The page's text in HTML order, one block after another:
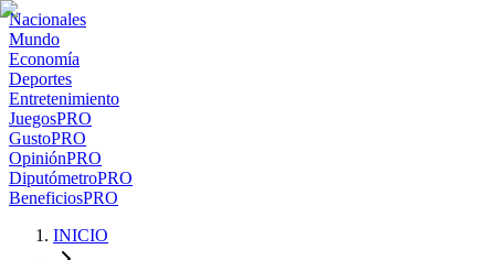
Nacionales
Mundo
Economía
Deportes
Entretenimiento
JuegosPRO
GustoPRO
OpiniónPRO
DiputómetroPRO
BeneficiosPRO
INICIO